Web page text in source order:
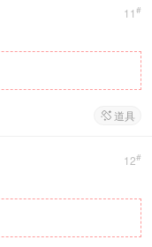
11 #
 道具
12#